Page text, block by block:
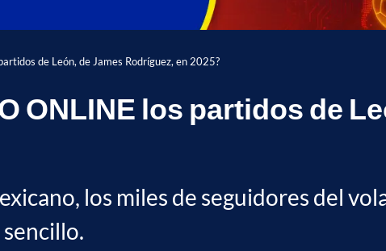
de León, de James Rodríguez, en 2025?
ONLINE los partidos de
los miles de seguidores del